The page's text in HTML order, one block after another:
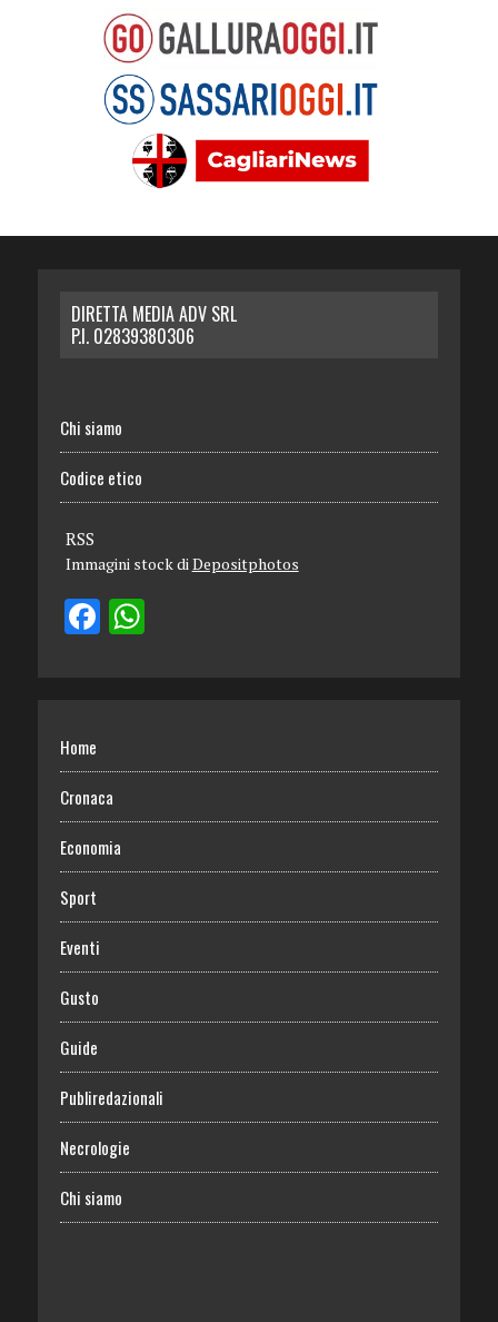
DIRETTA MEDIA ADV SRL
P.I. 02839380306
Chi siamo
Codice etico
RSS
Immagini stock di Depositphotos
Home
Cronaca
Economia
Sport
Eventi
Gusto
Guide
Publiredazionali
Necrologie
Chi siamo